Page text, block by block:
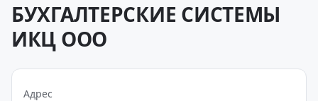
БУХГАЛТЕРСКИЕ СИСТЕМЫ
ИКЦ ООО
Адрес